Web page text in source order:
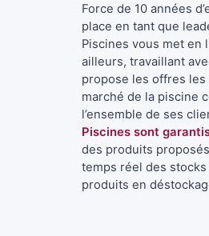
Force de 10 années
place en tant que
Piscines vous met en
ailleurs, travaillant
propose les offres
marché de la piscine
l’ensemble de ses
Piscines sont
des produits
temps réel des
produits en